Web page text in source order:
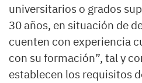
universitarios o grados
30 años, en situación de
cuenten con experiencia
con su formación”, tal y
establecen los requisitos